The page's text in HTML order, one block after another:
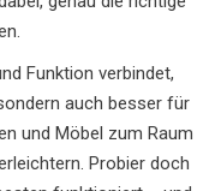
Funktion verbindet,
auch besser für
und Möbel zum Raum
Probier doch